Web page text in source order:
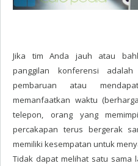
Jika tim Anda jauh atau
panggilan konferensi
pembaruan atau
memanfaatkan waktu
telepon, orang yang
percakapan terus bergerak
memiliki kesempatan untuk
Tidak dapat melihat satu sama